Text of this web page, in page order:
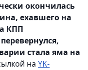
окончилась
ехавшего на
КПП
стала яма на
на YK-